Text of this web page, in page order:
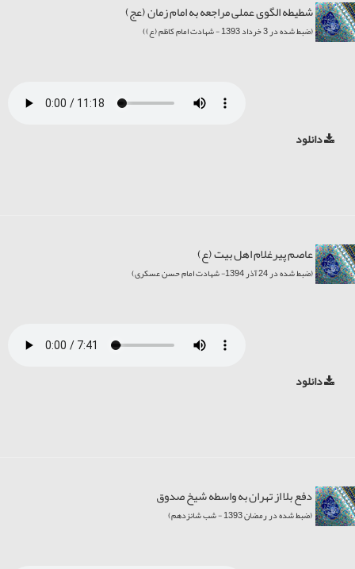
شطیطه الگوی عملی مراجعه به امام زمان (عج)
(ضبط شده در 3 خرداد 1393 - شهادت امام کاظم (ع))
دانلود
عاصم پیرغلام اهل بیت (ع)
(ضبط شده در 24 آذر 1394- شهادت امام حسن عسکری)
دانلود
دفع بلا از تهران به واسطه شیخ صدوق
(ضبط شده در رمضان 1393 - شب شانزدهم)